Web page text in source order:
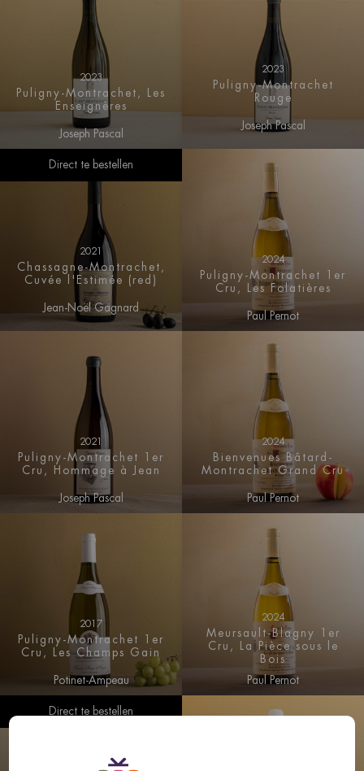
2023
Puligny-Montrachet, Les
Enseignères
Joseph Pascal
2023
Puligny-Montrachet
Rouge
Joseph Pascal
Direct te bestellen
2021
Chassagne-Montrachet,
Cuvée l'Estimée (red)
Jean-Noël Gagnard
2024
Puligny-Montrachet 1er
Cru, Les Folatières
Paul Pernot
2021
Puligny-Montrachet 1er
Cru, Hommage à Jean
Joseph Pascal
2024
Bienvenues Bâtard-
Montrachet Grand Cru
Paul Pernot
2017
Puligny-Montrachet 1er
Cru, Les Champs Gain
Potinet-Ampeau
2024
Meursault-Blagny 1er
Cru, La Pièce sous le
Bois
Paul Pernot
Direct te bestellen